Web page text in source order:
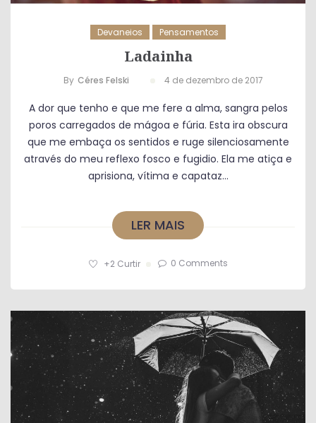
Devaneios Pensamentos
Ladainha
By Céres Felski 4 de dezembro de 2017
A dor que tenho e que me fere a alma, sangra pelos
poros carregados de mágoa e fúria. Esta ira obscura
que me embaça os sentidos e ruge silenciosamente
através do meu reflexo fosco e fugidio. Ela me atiça e
aprisiona, vítima e capataz...
LER MAIS
+2Curtir 0 Comments